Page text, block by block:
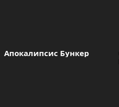
Апокалипсис Бункер